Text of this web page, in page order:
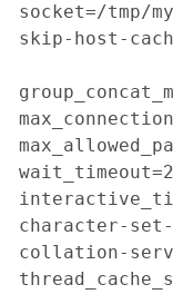
socket=/tmp/
skip-host-
character-set-
collation-